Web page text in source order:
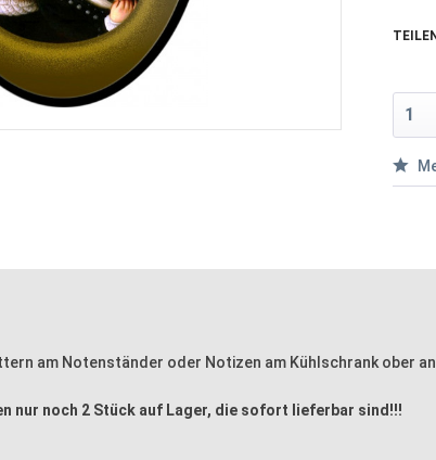
am Notenständer oder Notizen am Kühlschrank ober
nur noch 2 Stück auf Lager, die sofort lieferbar sind!!!